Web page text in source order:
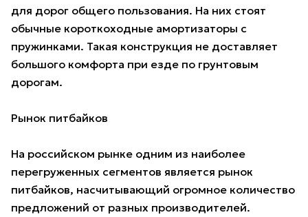
для дорог общего пользования. На них стоят
обычные короткоходные амортизаторы с
пружинками. Такая конструкция не доставляет
большого комфорта при езде по грунтовым
дорогам.
Рынок питбайков
На российском рынке одним из наиболее
перегруженных сегментов является рынок
питбайков, насчитывающий огромное количество
предложений от разных производителей.